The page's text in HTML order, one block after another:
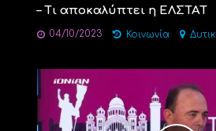
– Τι αποκαλύπτει η ΕΛΣΤΑΤ
04/10/2023 Κοινωνία